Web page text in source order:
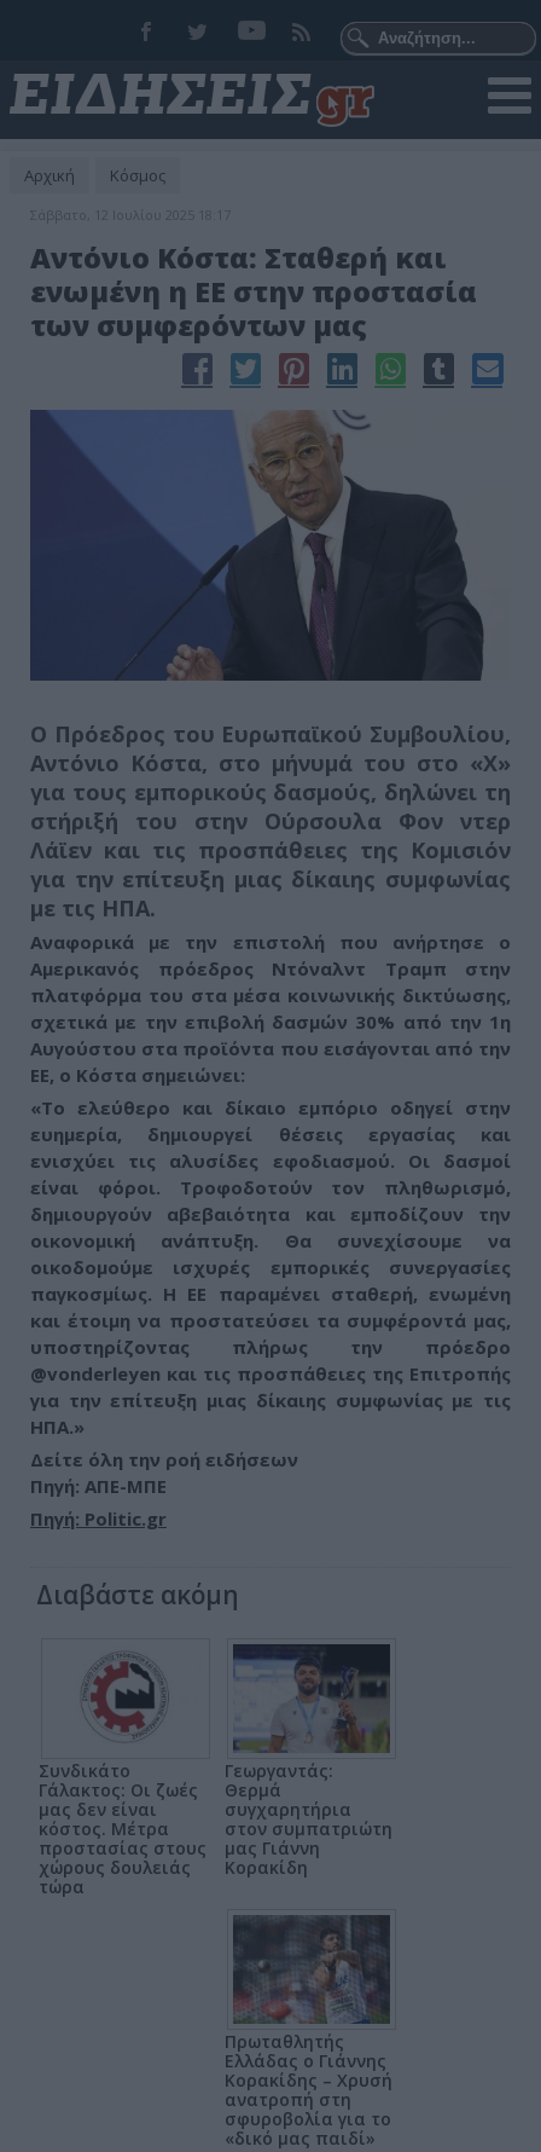
Αρχική Κόσμος
Σάββατο, 12 Ιουλίου 2025 18:17
Αντόνιο Κόστα: Σταθερή και
ενωμένη η ΕΕ στην προστασία
των συμφερόντων μας
Ο Πρόεδρος του Ευρωπαϊκού Συμβουλίου,
Αντόνιο Κόστα, στο μήνυμά του στο «Χ»
για τους εμπορικούς δασμούς, δηλώνει τη
στήριξή του στην Ούρσουλα Φον ντερ
Λάϊεν και τις προσπάθειες της Κομισιόν
για την επίτευξη μιας δίκαιης συμφωνίας
με τις ΗΠΑ.
Αναφορικά με την επιστολή που ανήρτησε ο
Αμερικανός πρόεδρος Ντόναλντ Τραμπ στην
πλατφόρμα του στα μέσα κοινωνικής δικτύωσης,
σχετικά με την επιβολή δασμών 30% από την 1η
Αυγούστου στα προϊόντα που εισάγονται από την
ΕΕ, ο Κόστα σημειώνει:
«Το ελεύθερο και δίκαιο εμπόριο οδηγεί στην
ευημερία, δημιουργεί θέσεις εργασίας και
ενισχύει τις αλυσίδες εφοδιασμού. Οι δασμοί
είναι φόροι. Τροφοδοτούν τον πληθωρισμό,
δημιουργούν αβεβαιότητα και εμποδίζουν την
οικονομική ανάπτυξη. Θα συνεχίσουμε να
οικοδομούμε ισχυρές εμπορικές συνεργασίες
παγκοσμίως. Η ΕΕ παραμένει σταθερή, ενωμένη
και έτοιμη να προστατεύσει τα συμφέροντά μας,
υποστηρίζοντας πλήρως την πρόεδρο
@vonderleyen και τις προσπάθειες της Επιτροπής
για την επίτευξη μιας δίκαιης συμφωνίας με τις
ΗΠΑ.»
Δείτε όλη την ροή ειδήσεων
Πηγή: ΑΠΕ-ΜΠΕ
Πηγή: Politic.gr
Διαβάστε ακόμη
Συνδικάτο
Γάλακτος: Οι ζωές
μας δεν είναι
κόστος. Μέτρα
προστασίας στους
χώρους δουλειάς
τώρα
Γεωργαντάς:
Θερμά
συγχαρητήρια
στον συμπατριώτη
μας Γιάννη
Κορακίδη
Πρωταθλητής
Ελλάδας ο Γιάννης
Κορακίδης – Χρυσή
ανατροπή στη
σφυροβολία για το
«δικό μας παιδί»